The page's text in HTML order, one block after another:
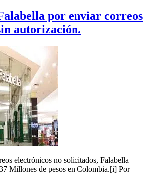
por enviar correos
autorización.
electrónicos no solicitados, Falabella
Millones de pesos en Colombia.[i] Por